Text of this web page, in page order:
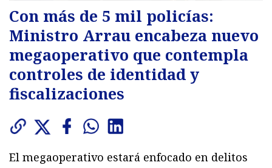
Con más de 5 mil policías:
Ministro Arrau encabeza nuevo
megaoperativo que contempla
controles de identidad y
fiscalizaciones
El megaoperativo estará enfocado en delitos